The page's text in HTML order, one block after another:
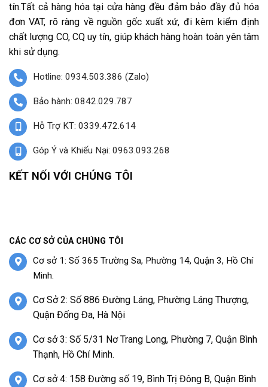
tín.Tất cả hàng hóa tại cửa hàng đều đảm bảo đầy đủ hóa
đơn VAT, rõ ràng về nguồn gốc xuất xứ, đi kèm kiểm định
chất lượng CO, CQ uy tín, giúp khách hàng hoàn toàn yên tâm
khi sử dụng.
Hotline: 0934.503.386 (Zalo)
Bảo hành: 0842.029.787
Hỗ Trợ KT: 0339.472.614
Góp Ý và Khiếu Nại: 0963.093.268
KẾT NỐI VỚI CHÚNG TÔI
CÁC CƠ SỞ CỦA CHÚNG TÔI
Cơ sở 1: Số 365 Trường Sa, Phường 14, Quận 3, Hồ Chí
Minh.
Cơ Sở 2: Số 886 Đường Láng, Phường Láng Thượng,
Quận Đống Đa, Hà Nội
Cơ sở 3: Số 5/31 Nơ Trang Long, Phường 7, Quận Bình
Thạnh, Hồ Chí Minh.
Cơ sở 4: 158 Đường số 19, Bình Trị Đông B, Quận Bình